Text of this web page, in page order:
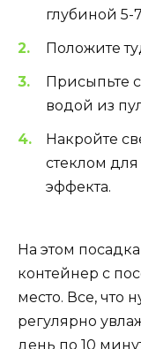
глубиной 5-
Положите
Присыпьте
водой из
Накройте
стеклом
эффекта.
На этом
контейнер с
место. Все, что
регулярно
день по 10